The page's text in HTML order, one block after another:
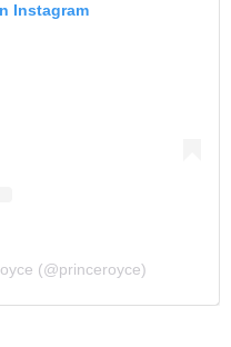
Instagram
(@princeroyce)